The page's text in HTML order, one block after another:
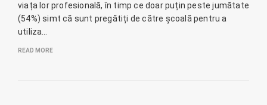
viața lor profesională, în timp ce doar puțin peste jumătate
(54%) simt că sunt pregătiți de către școală pentru a
utiliza…
READ MORE